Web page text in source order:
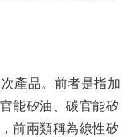
產品。前者是指加
能矽油、碳官能矽
前兩類稱為線性矽